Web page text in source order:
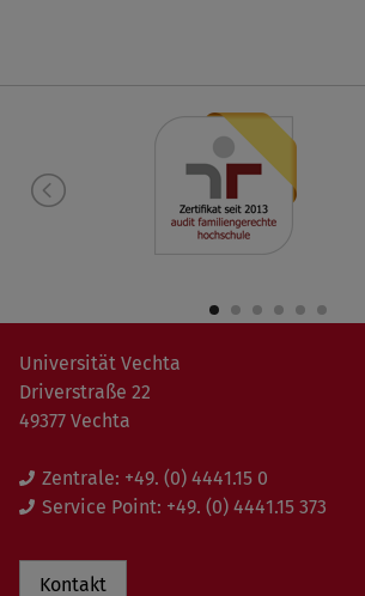
Universität Vechta
Driverstraße 22
49377 Vechta
Zentrale: +49. (0) 4441.15 0
Service Point: +49. (0) 4441.15 373
Kontakt